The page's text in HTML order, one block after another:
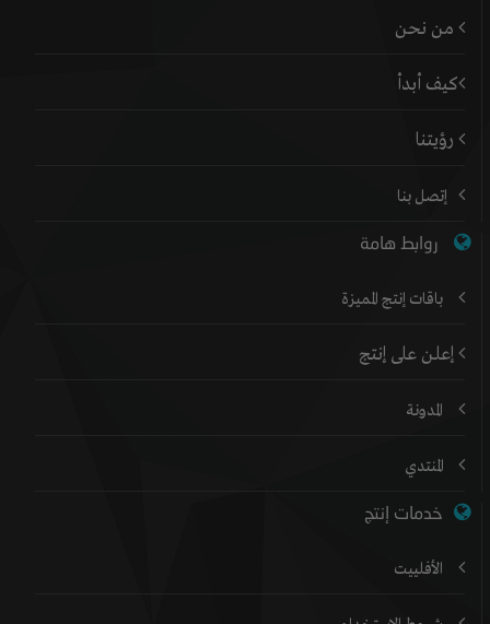
من نحن
كيف أبدأ
رؤيتنا
إتصل بنا
روابط هامة
باقات إنتج المميزة
إعلن على إنتج
المدونة
المنتدي
خدمات إنتج
الأفلييت